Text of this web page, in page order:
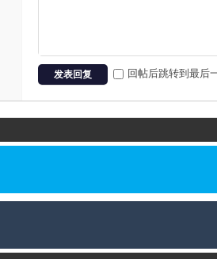
发表回复 回帖后跳转到最后